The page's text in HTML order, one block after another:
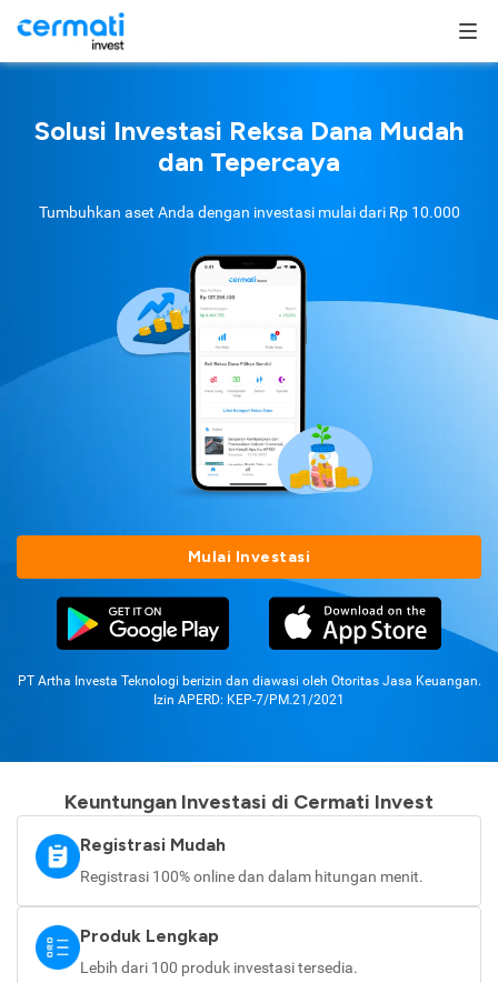
Solusi Investasi Reksa Dana Mudah
dan Tepercaya
Tumbuhkan aset Anda dengan investasi mulai dari Rp 10.000
Mulai Investasi
PT Artha Investa Teknologi berizin dan diawasi oleh Otoritas Jasa Keuangan.
Izin APERD: KEP-7/PM.21/2021
Keuntungan Investasi di Cermati Invest
Registrasi Mudah
Registrasi 100% online dan dalam hitungan menit.
Produk Lengkap
Lebih dari 100 produk investasi tersedia.